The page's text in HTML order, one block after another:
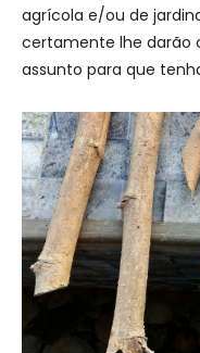
agrícola e/ou de
certamente lhe darão
assunto para que